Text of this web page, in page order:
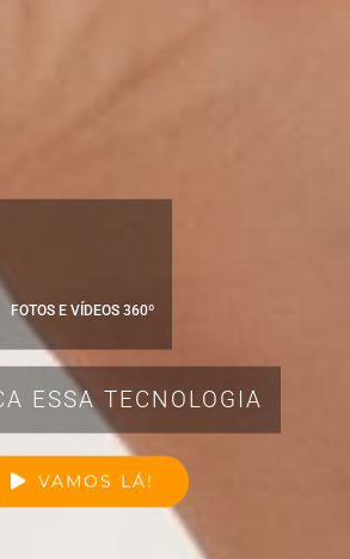
WEB DESIGN
DOS MEUS
TRABALHOS
vAMOS LÁ